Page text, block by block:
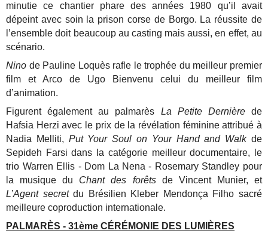
minutie ce chantier phare des années 1980 qu’il avait
dépeint avec soin la prison corse de Borgo. La réussite de
l’ensemble doit beaucoup au casting mais aussi, en effet, au
scénario.
Nino de Pauline Loquès rafle le trophée du meilleur premier
film et Arco de Ugo Bienvenu celui du meilleur film
d’animation.
Figurent également au palmarès La Petite Dernière de
Hafsia Herzi avec le prix de la révélation féminine attribué à
Nadia Melliti, Put Your Soul on Your Hand and Walkde
Sepideh Farsi dans la catégorie meilleur documentaire, le
trio Warren Ellis - Dom La Nena - Rosemary Standley pour
la musique du Chant des forêts de Vincent Munier, et
L’Agent secretdu Brésilien Kleber Mendonça Filho sacré
meilleure coproduction internationale.
PALMARÈS - 31ème CÉRÉMONIE DES LUMIÈRES